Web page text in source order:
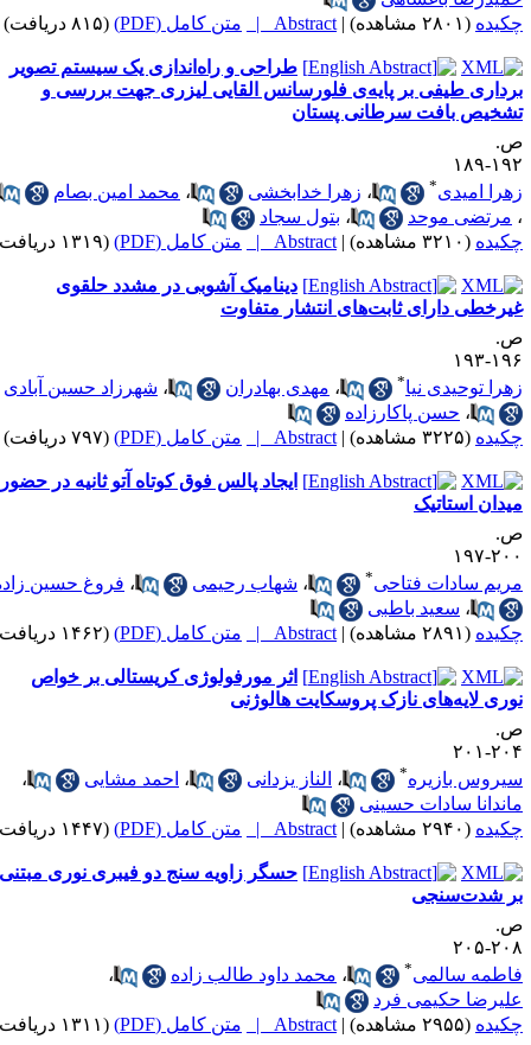
(۲۸۰۱ مشاهده) |
Abstract | متن کامل (PDF) (۸۱۵ دریافت)
طراحی و راه‌اندازی یک سیستم تصویر
طیفی بر پایه‌ی فلورسانس القایی لیزری جهت بررسی و
بافت سرطانی پستان
۱۸۹
امیدی
،زهرا خدابخشی ،محمد امین بصام
مرتضی موحد ،بتول سجاد
(۳۲۱۰ مشاهده) |
Abstract | متن کامل (PDF) (۱۳۱۹ دریافت)
دینامیک آشوبی در مشدد حلقوی
دارای ثابت‌های انتشار متفاوت
۱۹۳
توحیدی نیا* ،مهدی بهادران ،شهرزاد حسین آبادی
،حسن پاکارزاده
(۳۲۲۵ مشاهده) |
Abstract | متن کامل (PDF) (۷۹۷ دریافت)
ایجاد پالس فوق کوتاه آتو ثانیه در حضور
استاتیک
۱۹۷
سادات فتاحی
،شهاب رحیمی ،فروغ حسین زاده
،سعید باطبی
(۲۸۹۱ مشاهده) |
Abstract | متن کامل (PDF) (۱۴۶۲ دریافت)
اثر مورفولوژی کریستالی بر خواص
لایه‌های نازک پروسکایت هالوژنی
۲۰۱
بازیره
،الناز یزدانی ،احمد مشایی
،
سادات حسینی
(۲۹۴۰ مشاهده) |
Abstract | متن کامل (PDF) (۱۴۴۷ دریافت)
حسگر زاویه سنج دو فیبری نوری مبتنی
شدت‌سنجی
۲۰۵
سالمی
،محمد داود طالب زاده
،
حکیمی فرد
(۲۹۵۵ مشاهده) |
Abstract | متن کامل (PDF) (۱۳۱۱ دریافت)